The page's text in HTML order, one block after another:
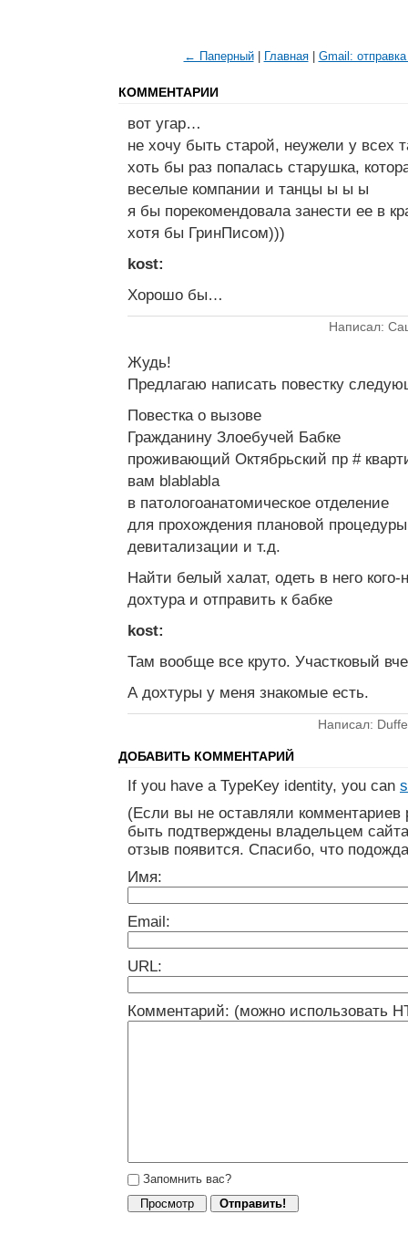
← Паперный| Главная| Gmail:
КОММЕНТАРИИ
вот угар…
не хочу быть старой, неужели у всех
хоть бы раз попалась старушка,
веселые компании и танцы ы ы ы
я бы порекомендовала занести ее в
хотя бы ГринПисом)))
kost:
Хорошо бы…
Написал:
Жудь!
Предлагаю написать повестку
Повестка о вызове
Гражданину Злоебучей Бабке
проживающий Октябрьский пр #
вам blablabla
в патологоанатомическое отделение
для прохождения плановой процедуры
девитализации и т.д.
Найти белый халат, одеть в него
дохтура и отправить к бабке
kost:
Там вообще все круто. Участковый
А дохтуры у меня знакомые есть.
Написал:
ДОБАВИТЬ КОММЕНТАРИЙ
If you have a TypeKey identity, you can
(Если вы не оставляли
быть подтверждены владельцем
отзыв появится. Спасибо, что
Имя:
Email:
URL:
Комментарий: (можно использовать
Запомнить вас?